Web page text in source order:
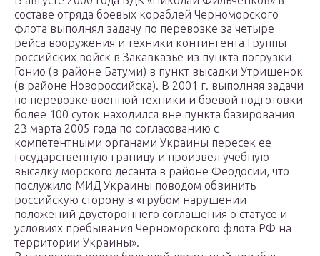
составе отряда боевых кораблей Черноморского
флота выполнял задачу по перевозке за четыре
рейса вооружения и техники контингента Группы
российских войск в Закавказье из пункта погрузки
Гонио (в районе Батуми) в пункт высадки Утришенок
(в районе Новороссийска). В 2001 г. выполняя задачи
по перевозке военной техники и боевой подготовки
более 100 суток находился вне пункта базирования
23 марта 2005 года по согласованию с
компетентными органами Украины пересек ее
государственную границу и произвел учебную
высадку морского десанта в районе Феодосии, что
послужило МИД Украины поводом обвинить
российскую сторону в «грубом нарушении
положений двустороннего соглашения о статусе и
условиях пребывания Черноморского флота РФ на
территории Украины».